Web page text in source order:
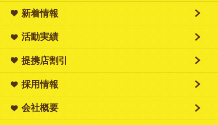
新着情報
活動実績
提携店割引
採用情報
会社概要